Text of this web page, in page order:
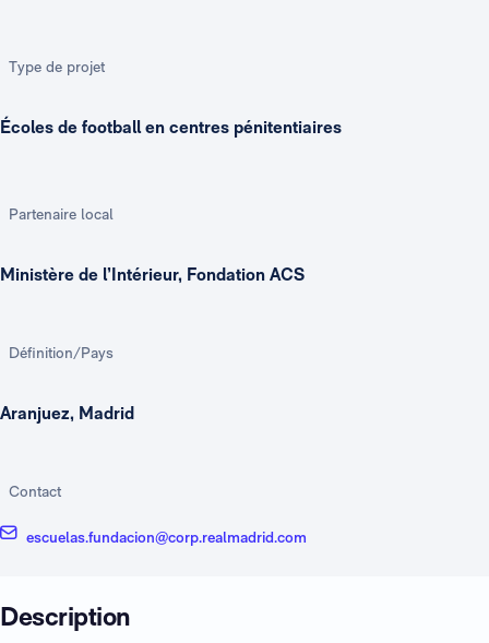
Type de projet
Écoles de football en centres pénitentiaires
Partenaire local
Ministère de l’Intérieur, Fondation ACS
Définition/Pays
Aranjuez, Madrid
Contact
escuelas.fundacion@corp.realmadrid.com
Description